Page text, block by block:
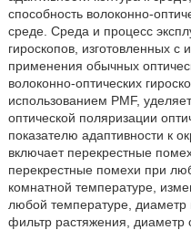
способность волоконно-
среде. Среда и процесс
гироскопов, изготовленных с
применения обычных
волоконно-оптических
использованием PMF,
оптической поляризации
показателю адаптивности к
включает перекрестные
перекрестные помехи при
комнатной температуре,
любой температуре, диаметр
фильтр растяжения, диаметр